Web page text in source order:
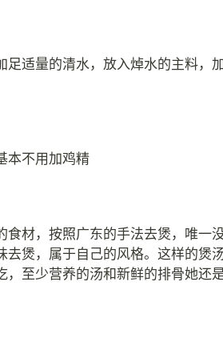
适量的清水，放入焯水的主料，加
本不用加鸡精
食材，按照广东的手法去煲，唯一
煲，属于自己的风格。这样的煲
，至少营养的汤和新鲜的排骨她还